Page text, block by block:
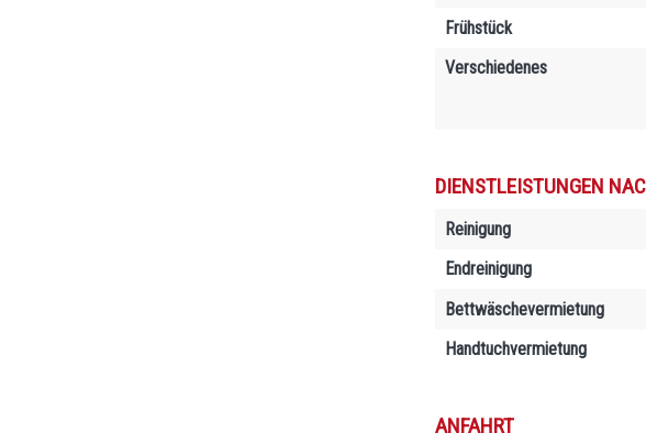
Frühstück
Verschiedenes
DIENSTLEISTUNGEN
Reinigung
Endreinigung
Bettwäschevermietung
Handtuchvermietung
ANFAHRT